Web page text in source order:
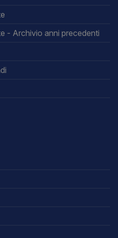
- Archivio anni precedenti